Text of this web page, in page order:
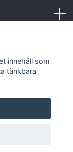
innehåll som
tänkbara